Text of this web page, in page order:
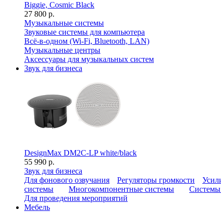
Biggie, Cosmic Black
27 800 р.
Музыкальные системы
Звуковые системы для компьютера
Всё-в-одном (Wi-Fi, Bluetooth, LAN)
Музыкальные центры
Аксессуары для музыкальных систем
Звук для бизнеса
DesignMax DM2C-LP white/black
55 990 р.
Звук для бизнеса
Для фонового озвучания
Регуляторы громкости
системы
Многокомпонентные системы
Системы
Для проведения мероприятий
Мебель